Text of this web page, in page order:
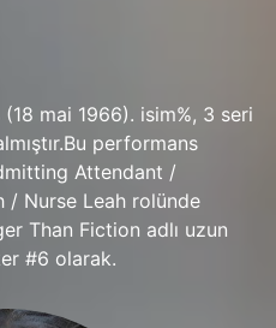
mai 1966). isim%, 3 seri
performans
Attendant /
/ Nurse Leah rolünde
Than Fiction adlı uzun
#6 olarak.